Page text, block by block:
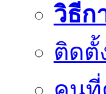
วิธีก
ติดตั้